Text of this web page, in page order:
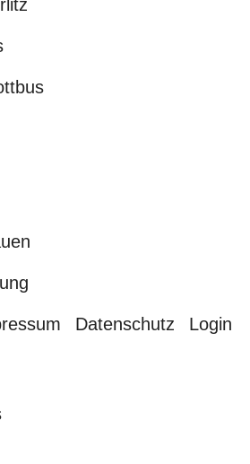
Datenschutz Login